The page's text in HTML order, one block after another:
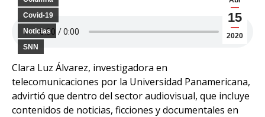
15
2020
Covid-19
Noticias
SNN
Clara Luz Álvarez, investigadora en
telecomunicaciones por la Universidad Panamericana,
advirtió que dentro del sector audiovisual, que incluye
contenidos de noticias, ficciones y documentales en